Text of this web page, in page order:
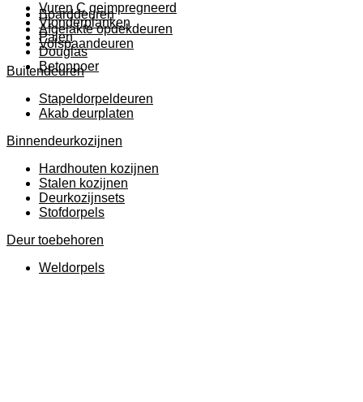
Vuren C geimpregneerd
Vlonderplanken
Palen
Douglas
Betonpoer
Boarddeuren
Afgelakte opdekdeuren
Volspaandeuren
Buitendeuren
Stapeldorpeldeuren
Akab deurplaten
Binnendeurkozijnen
Hardhouten kozijnen
Stalen kozijnen
Deurkozijnsets
Stofdorpels
Deur toebehoren
Weldorpels